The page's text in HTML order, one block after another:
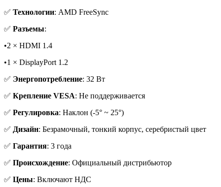
✅ Технологии: AMD FreeSync
✅ Разъемы:
•2 × HDMI 1.4
•1 × DisplayPort 1.2
✅ Энергопотребление: 32 Вт
✅ Крепление VESA: Не поддерживается
✅ Регулировка: Наклон (-5° ~ 25°)
✅ Дизайн: Безрамочный, тонкий корпус, серебристый цвет
✅ Гарантия: 3 года
✅ Происхождение: Официальный дистрибьютор
✅ Цены: Включают НДС